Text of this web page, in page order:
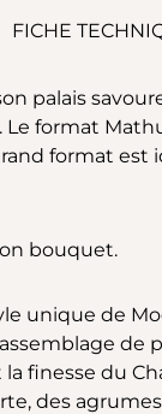
FICHE
palais
format
format est
bouquet.
unique de
de
finesse du
des